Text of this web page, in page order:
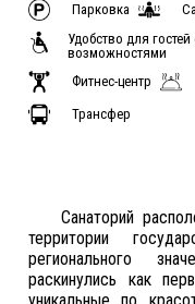
Парковка
Удобство для
возможностями
Фитнес-центр
Трансфер
Санаторий
территории
регионального
раскинулись как